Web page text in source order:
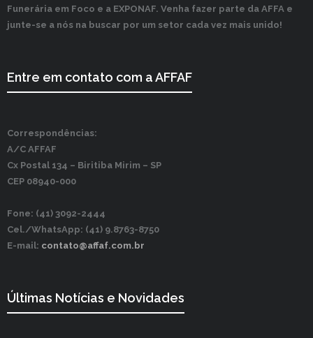
Funerária em Foco e a EXPONAF. Venha fazer parte da AFFA e
junte-se a nós na buscar por um setor cada vez mais unido!
Entre em contato com a AFFAF
Correspondências:
A/C AFFAF
Cx Postal 134 – Biritiba Mirim – SP
CEP 08940-000
Fone: (41) 3092-2444
Cel./WhatsApp: (41) 9.8763-8750
E-mail: contato@affaf.com.br
Últimas Notícias e Novidades